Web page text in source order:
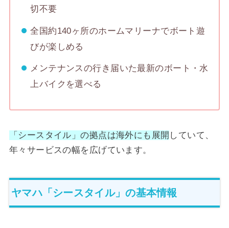
切不要
全国約140ヶ所のホームマリーナでボート遊
びが楽しめる
メンテナンスの行き届いた最新のボート・水
上バイクを選べる
「シースタイル」の拠点は海外にも展開 していて、
年々サービスの幅を広げています。
ヤマハ「シースタイル」の基本情報